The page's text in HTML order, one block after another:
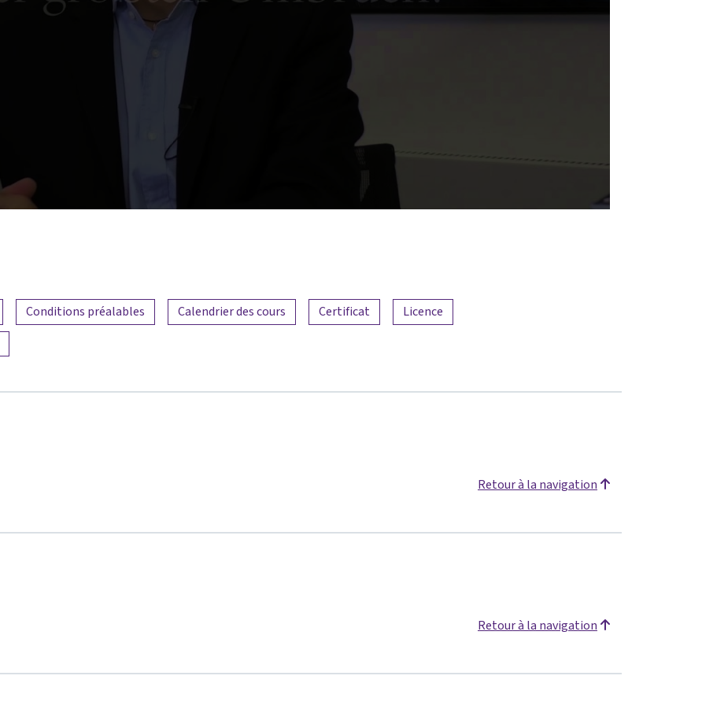
Conditions préalables Calendrier des cours Certificat
Licence
Retour à la navigation
Retour à la navigation